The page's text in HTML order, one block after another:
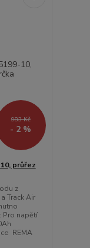
983 Kč
- 2 %
průřez
z
Track Air
Pro napětí
REMA